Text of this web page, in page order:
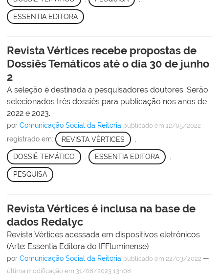
ESSENTIA EDITORA
Revista Vértices recebe propostas de
Dossiês Temáticos até o dia 30 de junho
2
A seleção é destinada a pesquisadores doutores. Serão
selecionados três dossiês para publicação nos anos de
2022 e 2023.
por Comunicação Social da Reitoria publicado em 12/05/2022
registrado em: REVISTA VÉRTICES
DOSSIÊ TEMÁTICO , ESSENTIA EDITORA ,
PESQUISA
Revista Vértices é inclusa na base de
dados Redalyc
Revista Vértices acessada em dispositivos eletrônicos
(Arte: Essentia Editora do IFFluminense)
por Comunicação Social da Reitoria publicado em 22/03/2022 —
última modificação em 31/08/2023 13h08